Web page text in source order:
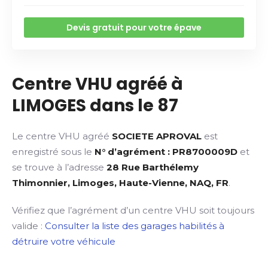
Devis gratuit pour votre épave
Centre VHU agréé à
LIMOGES dans le 87
Le centre VHU agréé SOCIETE APROVAL est
enregistré sous le N° d’agrément : PR8700009D et
se trouve à l’adresse 28 Rue Barthélemy
Thimonnier, Limoges, Haute-Vienne, NAQ, FR.
Vérifiez que l’agrément d’un centre VHU soit toujours
valide : Consulter la liste des garages habilités à
détruire votre véhicule